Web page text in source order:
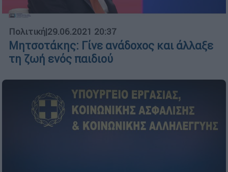
Πολιτική|29.06.2021 20:37
Μητσοτάκης: Γίνε ανάδοχος και άλλαξε
τη ζωή ενός παιδιού